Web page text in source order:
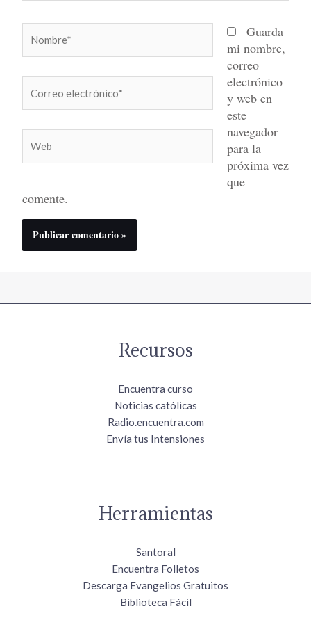
electrónico*
Guarda
mi nombre,
correo
electrónico
y web en
este
navegador
para la
próxima vez
que
comente.
Recursos
Encuentra curso
Noticias católicas
Radio.encuentra.com
Envía tus Intensiones
Herramientas
Santoral
Encuentra Folletos
Descarga Evangelios Gratuitos
Biblioteca Fácil